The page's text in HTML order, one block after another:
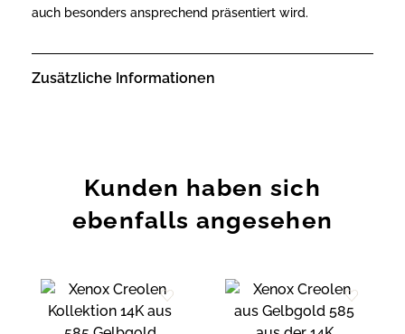
auch besonders ansprechend präsentiert wird.
Zusätzliche Informationen
Kunden haben sich
ebenfalls angesehen
Zur
Zur